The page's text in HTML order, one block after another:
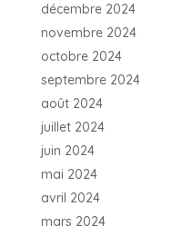
décembre 2024
novembre 2024
octobre 2024
septembre 2024
août 2024
juillet 2024
juin 2024
mai 2024
avril 2024
mars 2024